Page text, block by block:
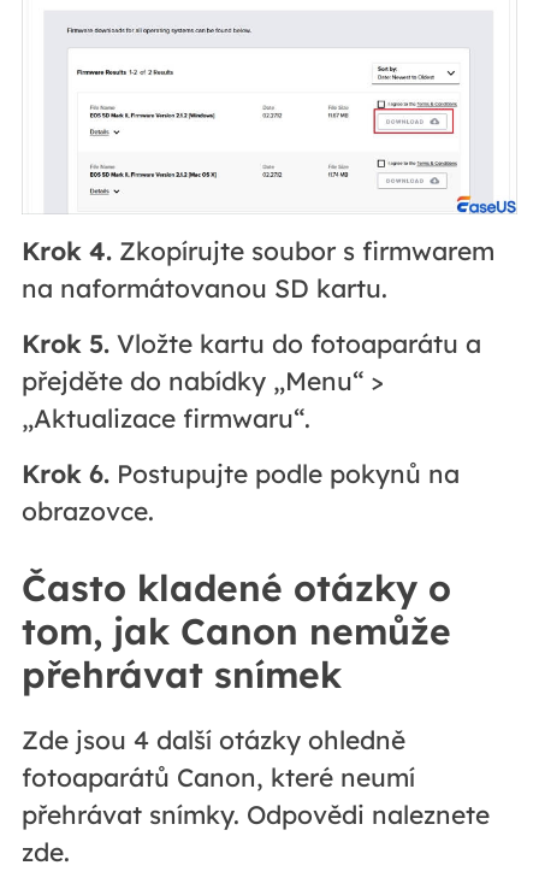
Krok 4.Zkopírujte soubor s firmwarem
na naformátovanou SD kartu.
Krok 5.Vložte kartu do fotoaparátu a
přejděte do nabídky „Menu“ >
„Aktualizace firmwaru“.
Krok 6.Postupujte podle pokynů na
obrazovce.
Často kladené otázky o
tom, jak Canon nemůže
přehrávat snímek
Zde jsou 4 další otázky ohledně
fotoaparátů Canon, které neumí
přehrávat snímky. Odpovědi naleznete
zde.